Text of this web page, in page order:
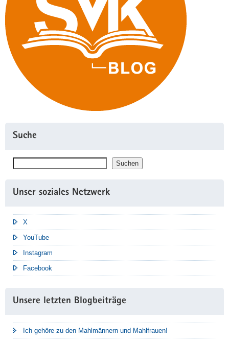
Suche
Suchen Suchen
Unser soziales Netzwerk
X
YouTube
Instagram
Facebook
Unsere letzten Blogbeiträge
Ich gehöre zu den Mahlmännern und Mahlfrauen!